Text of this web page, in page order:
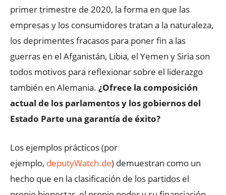
primer trimestre de 2020, la forma en que las
empresas y los consumidores tratan a la naturaleza,
los deprimentes fracasos para poner fin a las
guerras en el Afganistán, Libia, el Yemen y Siria son
todos motivos para reflexionar sobre el liderazgo
también en Alemania. ¿Ofrece la composición
actual de los parlamentos y los gobiernos del
Estado Parte una garantía de éxito?
Los ejemplos prácticos (por
ejemplo, deputyWatch.de) demuestran como un
hecho que en la clasificación de los partidos el